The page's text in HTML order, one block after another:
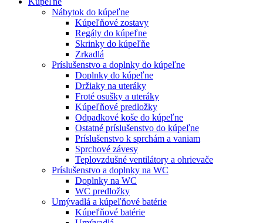
Nábytok do kúpeľne
Kúpeľňové zostavy
Regály do kúpeľne
Skrinky do kúpeľňe
Zrkadlá
Príslušenstvo a doplnky do kúpeľne
Doplnky do kúpeľne
Držiaky na uteráky
Froté osušky a uteráky
Kúpeľňové predložky
Odpadkové koše do kúpeľne
Ostatné príslušenstvo do kúpeľne
Príslušenstvo k sprchám a vaniam
Sprchové závesy
Teplovzdušné ventilátory a ohrievače
Príslušenstvo a doplnky na WC
Doplnky na WC
WC predložky
Umývadlá a kúpeľňové batérie
Kúpeľňové batérie